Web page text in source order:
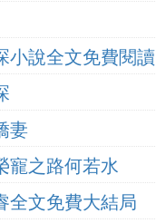
小說全文免費閱讀
妻
寵之路何若水
全文免費大結局